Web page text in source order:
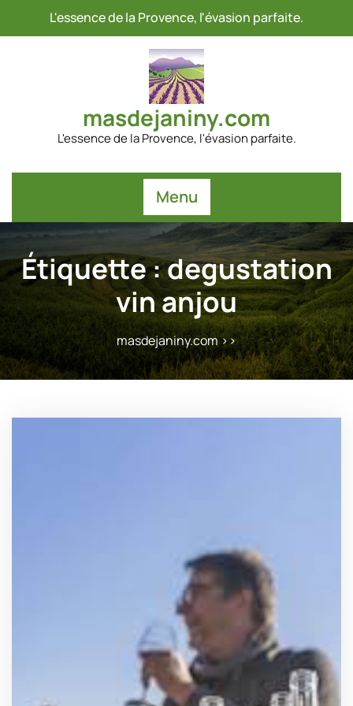
L'essence de la Provence, l'évasion parfaite.
masdejaniny.com
L'essence de la Provence, l'évasion parfaite.
Menu
Étiquette :degustation
vin anjou
masdejaniny.com>>